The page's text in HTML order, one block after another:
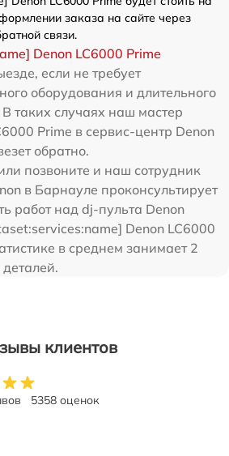
заказа на сайте через
связи.
Denon LC6000 Prime
если не требует
оборудования и длительного
таких случаях наш мастер
Prime в сервис-центр Denon
обратно.
позвоните и наш сотрудник
в Барнауле проконсультирует
работ над dj-пульта Denon
Denon LC6000
в среднем занимает 2
клиентов
5358 оценок